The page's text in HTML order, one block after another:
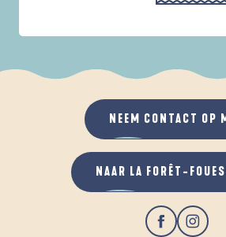
ALS HET REGENT
IN DE FRISSE
NEEM CONTACT OP
NAAR LA FORÊT-